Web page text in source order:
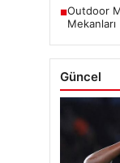
■Outdoor
Mekanları
Güncel